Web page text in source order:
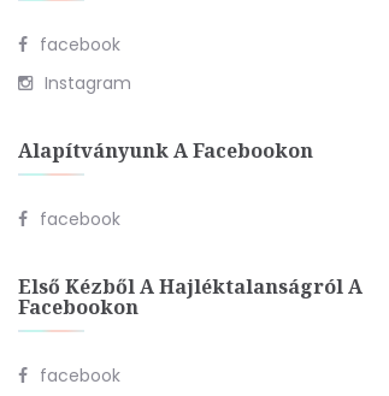
facebook
Instagram
Alapítványunk A Facebookon
facebook
Első Kézből A Hajléktalanságról A
Facebookon
facebook